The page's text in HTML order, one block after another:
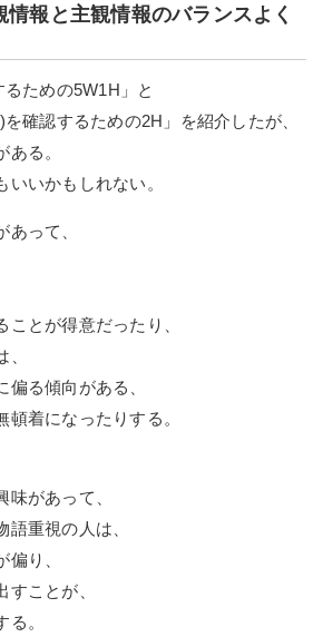
情報と主観情報のバランスよく
るための5W1H」と
を確認するための2H」を紹介したが、
る。
いかもしれない。
あって、
とが得意だったり、
偏る傾向がある、
頓着になったりする。
味があって、
語重視の人は、
偏り、
すことが、
。